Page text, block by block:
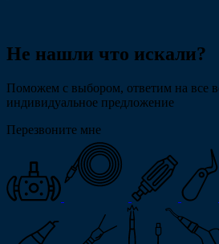
Не нашли что искали?
Поможем с выбором, ответим на все
индивидуальное предложение
Перезвоните мне